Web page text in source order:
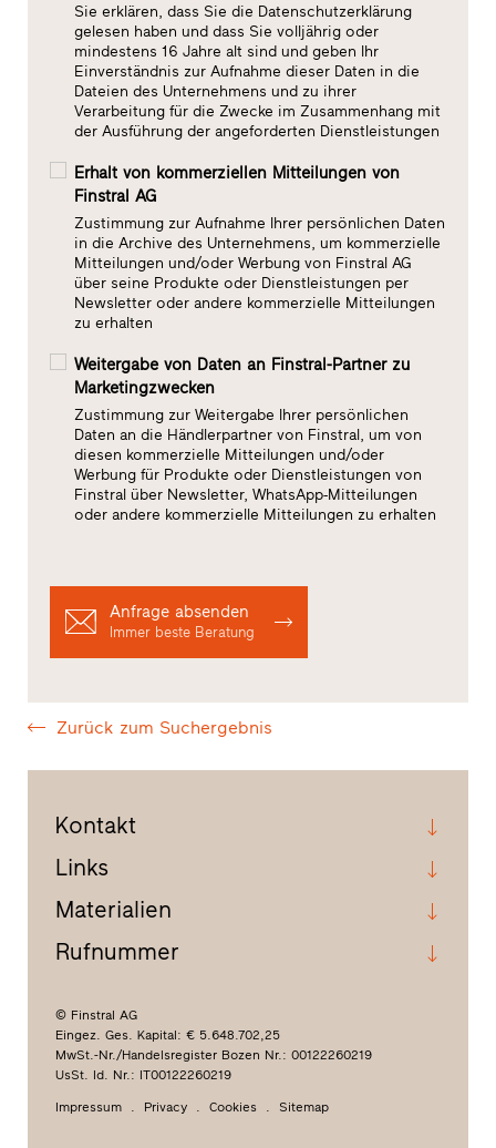
Sie erklären, dass Sie die Datenschutzerklärung
gelesen haben und dass Sie volljährig oder
mindestens 16 Jahre alt sind und geben Ihr
Einverständnis zur Aufnahme dieser Daten in die
Dateien des Unternehmens und zu ihrer
Verarbeitung für die Zwecke im Zusammenhang mit
der Ausführung der angeforderten Dienstleistungen
Erhalt von kommerziellen Mitteilungen von
Finstral AG
Zustimmung zur Aufnahme Ihrer persönlichen Daten
in die Archive des Unternehmens, um kommerzielle
Mitteilungen und/oder Werbung von Finstral AG
über seine Produkte oder Dienstleistungen per
Newsletter oder andere kommerzielle Mitteilungen
zu erhalten
Weitergabe von Daten an Finstral-Partner zu
Marketingzwecken
Zustimmung zur Weitergabe Ihrer persönlichen
Daten an die Händlerpartner von Finstral, um von
diesen kommerzielle Mitteilungen und/oder
Werbung für Produkte oder Dienstleistungen von
Finstral über Newsletter, WhatsApp-Mitteilungen
oder andere kommerzielle Mitteilungen zu erhalten
Anfrage absenden
Immer beste Beratung
Zurück zum Suchergebnis
Kontakt
Links
Materialien
Rufnummer
© Finstral AG
Eingez. Ges. Kapital: € 5.648.702,25
MwSt.-Nr./Handelsregister Bozen Nr.: 00122260219
UsSt. Id. Nr.: IT00122260219
Impressum Privacy Cookies Sitemap